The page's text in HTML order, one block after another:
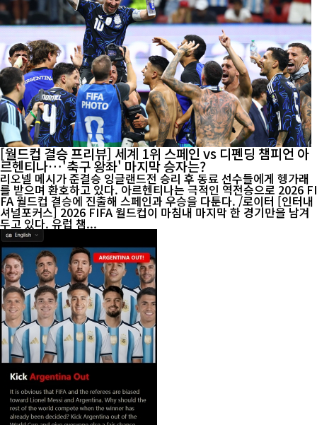
[월드컵 결승 프리뷰] 세계 1위 스페인 vs 디펜딩 챔피언 아
르헨티나…'축구 왕좌' 마지막 승자는?
리오넬 메시가 준결승 잉글랜드전 승리 후 동료 선수들에게 헹가래
를 받으며 환호하고 있다. 아르헨티나는 극적인 역전승으로 2026 FI
FA 월드컵 결승에 진출해 스페인과 우승을 다툰다. /로이터 [인터내
셔널포커스] 2026 FIFA 월드컵이 마침내 마지막 한 경기만을 남겨
두고 있다. 유럽 챔...